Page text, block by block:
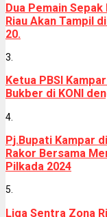
Dua Pemain Sepak
Riau Akan Tampil
20.
3.
Ketua PBSI
Bukber di KONI
4.
Pj.Bupati Kampar
Rakor Bersama
Pilkada 2024
5.
Liga Sentra Zona